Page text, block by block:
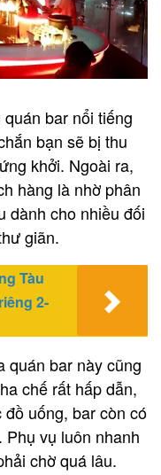
bar nổi tiếng
bạn sẽ bị thu
khởi. Ngoài ra,
hàng là nhờ phân
dành cho nhiều đối
giãn.
Tàu
2-
quán bar này cũng
chế rất hấp dẫn,
uống, bar còn có
vụ luôn nhanh
chờ quá lâu.